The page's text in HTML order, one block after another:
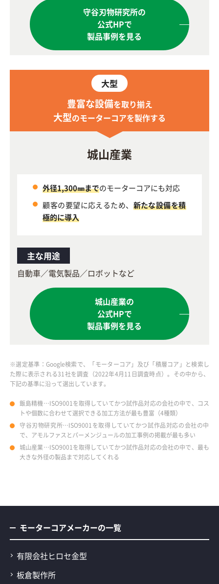
守谷刃物研究所の
公式HPで
製品事例を見る
大型
豊富な設備を取り揃え
大型のモーターコアを製作する
城山産業
外径1,300㎜までのモーターコアにも対応
顧客の要望に応えるため、 新たな設備を積
極的に導入
主な用途
自動車／電気製品／ロボットなど
城山産業の
公式HPで
製品事例を見る
※選定基準：Google検索で、「モーターコア」及び「積層コア」と検索し
た際に表示される31社を調査（2022年4月11日調査時点）。その中から、
下記の基準に沿って選出しています。
飯島精機…ISO9001を取得していてかつ試作品対応の会社の中で、コス
トや個数に合わせて選択できる加工方法が最も豊富（4種類）
守谷刃物研究所…ISO9001を取得していてかつ試作品対応の会社の中
で、アモルファスとパーメンジュールの加工事例の掲載が最も多い
城山産業…ISO9001を取得していてかつ試作品対応の会社の中で、最も
大きな外径の製品まで対応してくれる
モーターコアメーカーの一覧
有限会社ヒロセ金型
板倉製作所